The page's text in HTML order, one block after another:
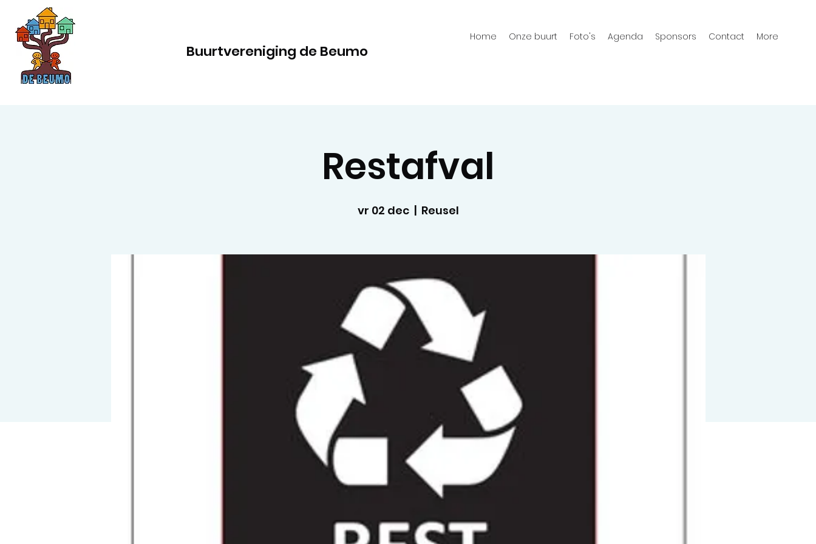
Buurtvereniging de Beumo
Home Onze buurt Foto's Agenda Sponsors Contact More
Restafval
vr 02 dec
  |
Reusel